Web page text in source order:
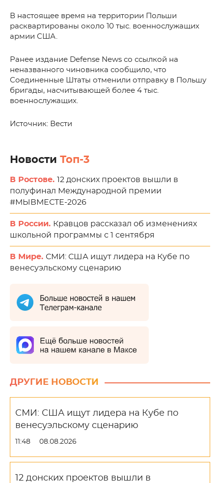
В настоящее время на территории Польши
расквартированы около 10 тыс. военнослужащих
армии США.
Ранее издание Defense News со ссылкой на
неназванного чиновника сообщило, что
Соединенные Штаты отменили отправку в Польшу
бригады, насчитывающей более 4 тыс.
военнослужащих.
Источник: Вести
Новости Топ-3
В Ростове. 12 донских проектов вышли в
полуфинал Международной премии
#МЫВМЕСТЕ-2026
В России. Кравцов рассказал об изменениях
школьной программы с 1 сентября
В Мире. СМИ: США ищут лидера на Кубе по
венесуэльскому сценарию
ДРУГИЕ НОВОСТИ
СМИ: США ищут лидера на Кубе по
венесуэльскому сценарию
11:48 08.08.2026
12 донских проектов вышли в